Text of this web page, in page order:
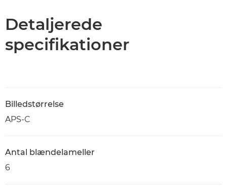
Detaljerede
specifikationer
Billedstørrelse
APS-C
Antal blændelameller
6